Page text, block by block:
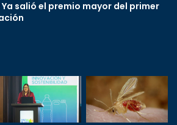
Ya salió el premio mayor del primer